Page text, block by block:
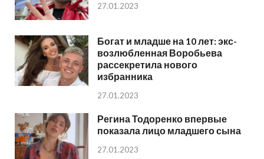
27.01.2023
Богат и младше на 10 лет: экс-
возлюбленная Воробьева
рассекретила нового
избранника
27.01.2023
Регина Тодоренко впервые
показала лицо младшего сына
27.01.2023